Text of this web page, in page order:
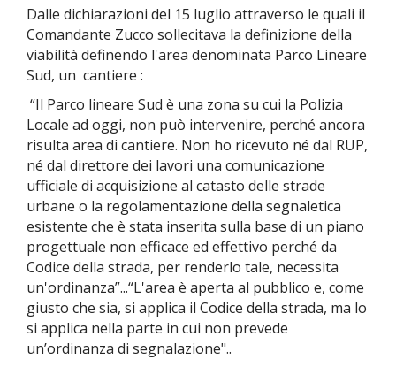
Dalle dichiarazioni del 15 luglio attraverso le quali il
Comandante Zucco sollecitava la definizione della
viabilità definendo l'area denominata Parco Lineare
Sud, un cantiere :
“Il Parco lineare Sud è una zona su cui la Polizia
Locale ad oggi, non può intervenire, perché ancora
risulta area di cantiere. Non ho ricevuto né dal RUP,
né dal direttore dei lavori una comunicazione
ufficiale di acquisizione al catasto delle strade
urbane o la regolamentazione della segnaletica
esistente che è stata inserita sulla base di un piano
progettuale non efficace ed effettivo perché da
Codice della strada, per renderlo tale, necessita
un'ordinanza”...“L'area è aperta al pubblico e, come
giusto che sia, si applica il Codice della strada, ma lo
si applica nella parte in cui non prevede
un’ordinanza di segnalazione"..